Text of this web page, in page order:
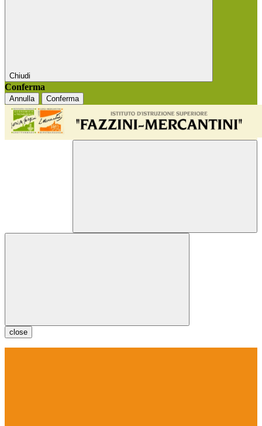
Chiudi
Conferma
Annulla Conferma
close